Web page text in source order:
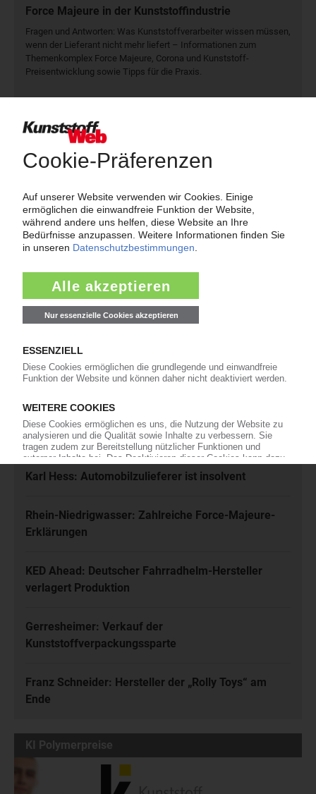
Force Majeure in der Kunststoffindustrie
Fragen und Antworten: Was Kunst­stoff­verarbeiter wissen müssen,
wenn der Lieferant nicht mehr liefert – Informationen zum
Themenkomplex Force Majeure, Corona und Kunststoff-
Preisentwicklung sowie Tipps für die Praxis.
Newsletter
Kunststoffbranche – jeden Tag brandaktuell!
Ich habe die Datenschutzbestimmungen
Meistgelesen
Karl Hess: Automobilzulieferer ist insolvent
Rhein-Niedrigwasser: Zahlreiche Force-Majeure-
Erklärungen
KED Ahead: Deutscher Fahrradhelm-Hersteller
verlagert Produktion
Gerresheimer: Verkauf der
Kunststoffverpackungssparte
Franz Schneider: Hersteller der „Rolly Toys“ am
Ende
KI Polymerpreise